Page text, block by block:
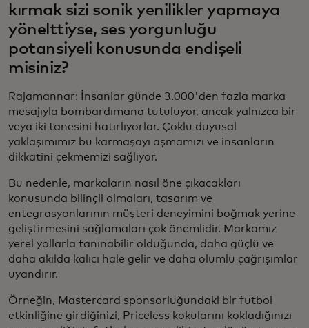
kırmak sizi sonik yenilikler yapmaya
yönelttiyse, ses yorgunluğu
potansiyeli konusunda endişeli
misiniz?
Rajamannar: İnsanlar günde 3.000'den fazla marka
mesajıyla bombardımana tutuluyor, ancak yalnızca bir
veya iki tanesini hatırlıyorlar. Çoklu duyusal
yaklaşımımız bu karmaşayı aşmamızı ve insanların
dikkatini çekmemizi sağlıyor.
Bu nedenle, markaların nasıl öne çıkacakları
konusunda bilinçli olmaları, tasarım ve
entegrasyonlarının müşteri deneyimini boğmak yerine
geliştirmesini sağlamaları çok önemlidir. Markamız
yerel yollarla tanınabilir olduğunda, daha güçlü ve
daha akılda kalıcı hale gelir ve daha olumlu çağrışımlar
uyandırır.
Örneğin, Mastercard sponsorluğundaki bir futbol
etkinliğine girdiğinizi, Priceless kokularını kokladığınızı